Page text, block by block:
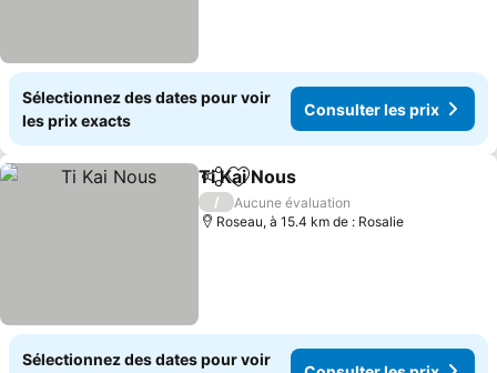
Sélectionnez des dates pour voir
les prix exacts
Consulter les prix
PartagerAjouter à mes favoris
Ti Kai Nous
/
Aucune évaluation
Roseau, à 15.4 km de : Rosalie
Sélectionnez des dates pour voir